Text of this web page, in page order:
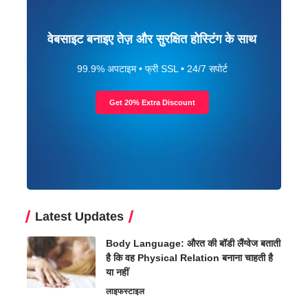
वेबसाइट बनाइए तेज़ और सुरक्षित होस्टिंग के साथ
99.9% अपटाइम • फ्री SSL • 24/7 सपोर्ट
Get 20% Extra Discount
Latest Updates
Body Language: औरत की बॉडी लैंग्वेज बताती
है कि वह Physical Relation बनाना चाहती है
या नहीं
लाइफस्टाइल